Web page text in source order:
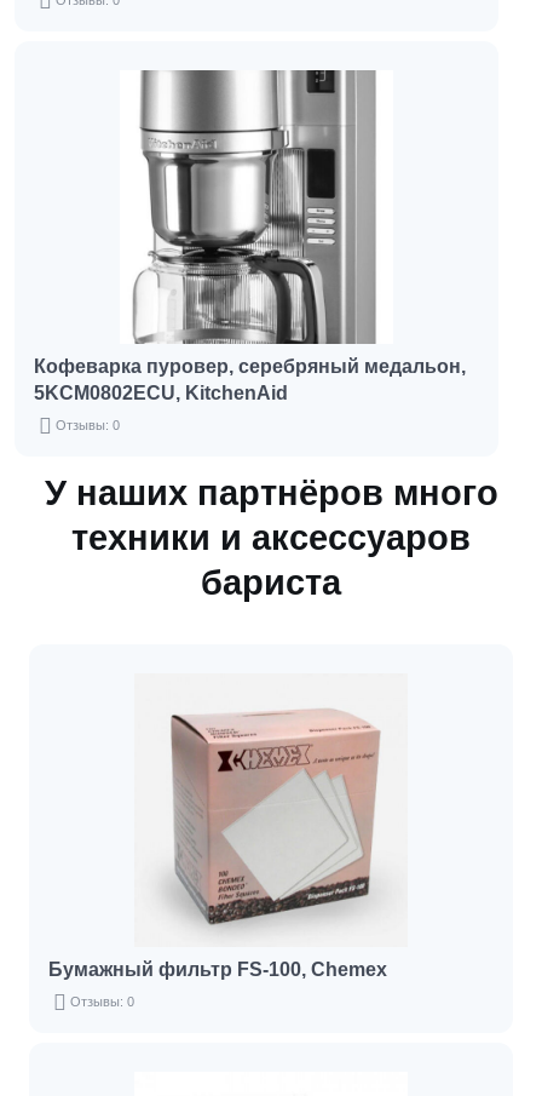
Кофеварка пуровер, серебряный медальон,
5KCM0802ECU, KitchenAid
Отзывы: 0
У наших партнёров много
техники и аксессуаров
бариста
Бумажный фильтр FS-100, Chemex
Отзывы: 0